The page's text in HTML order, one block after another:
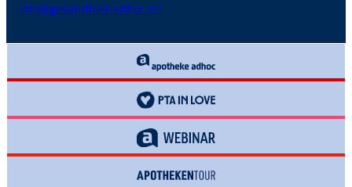
info@gesundheit-adhoc.de